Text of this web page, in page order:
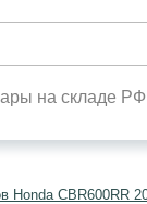
на складе РФ
Honda CBR600RR